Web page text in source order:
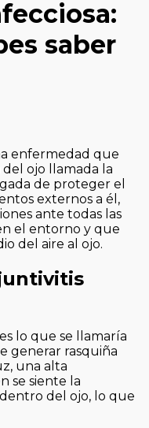
saber
enfermedad que
ojo llamada la
de proteger el
externos a él,
ante todas las
el entorno y que
del aire al ojo.
lo que se llamaría
generar rasquiña
una alta
se siente la
del ojo, lo que